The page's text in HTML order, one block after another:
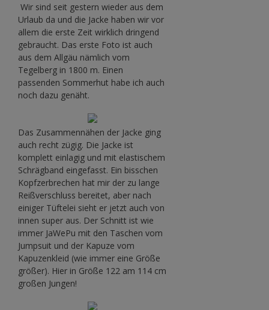
Wir sind seit gestern wieder aus dem
Urlaub da und die Jacke haben wir vor
allem die erste Zeit wirklich dringend
gebraucht. Das erste Foto ist auch
aus dem Allgäu nämlich vom
Tegelberg in 1800 m. Einen
passenden Sommerhut habe ich auch
noch dazu genäht.
Das Zusammennähen der Jacke ging
auch recht zügig. Die Jacke ist
komplett einlagig und mit elastischem
Schrägband eingefasst. Ein bisschen
Kopfzerbrechen hat mir der zu lange
Reißverschluss bereitet, aber nach
einiger Tüftelei sieht er jetzt auch von
innen super aus. Der Schnitt ist wie
immer JaWePu mit den Taschen vom
Jumpsuit und der Kapuze vom
Kapuzenkleid (wie immer eine Größe
größer). Hier in Größe 122 am 114 cm
großen Jungen!